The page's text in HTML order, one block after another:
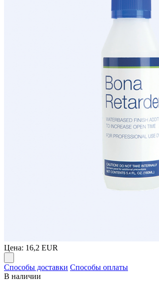
Цена: 16,2 EUR
Способы доставки Способы оплаты
В наличии